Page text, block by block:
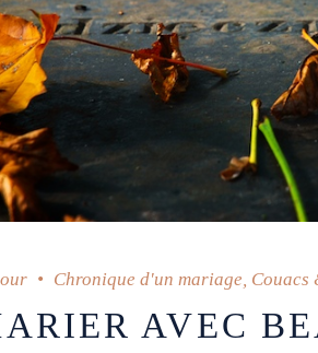
Chronique d'un mariage, Couacs
AVEC